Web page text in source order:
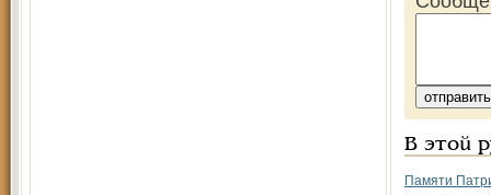
В этой
Памяти